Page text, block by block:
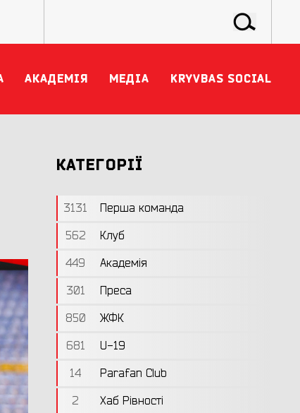
АКАДЕМІЯ МЕДІА KRYVBAS SOCIAL
КАТЕГОРІЇ
3131
Перша команда
562
Клуб
449
Академія
301
Преса
850
ЖФК
681
U-19
14
Parafan Club
2
Хаб Рівності